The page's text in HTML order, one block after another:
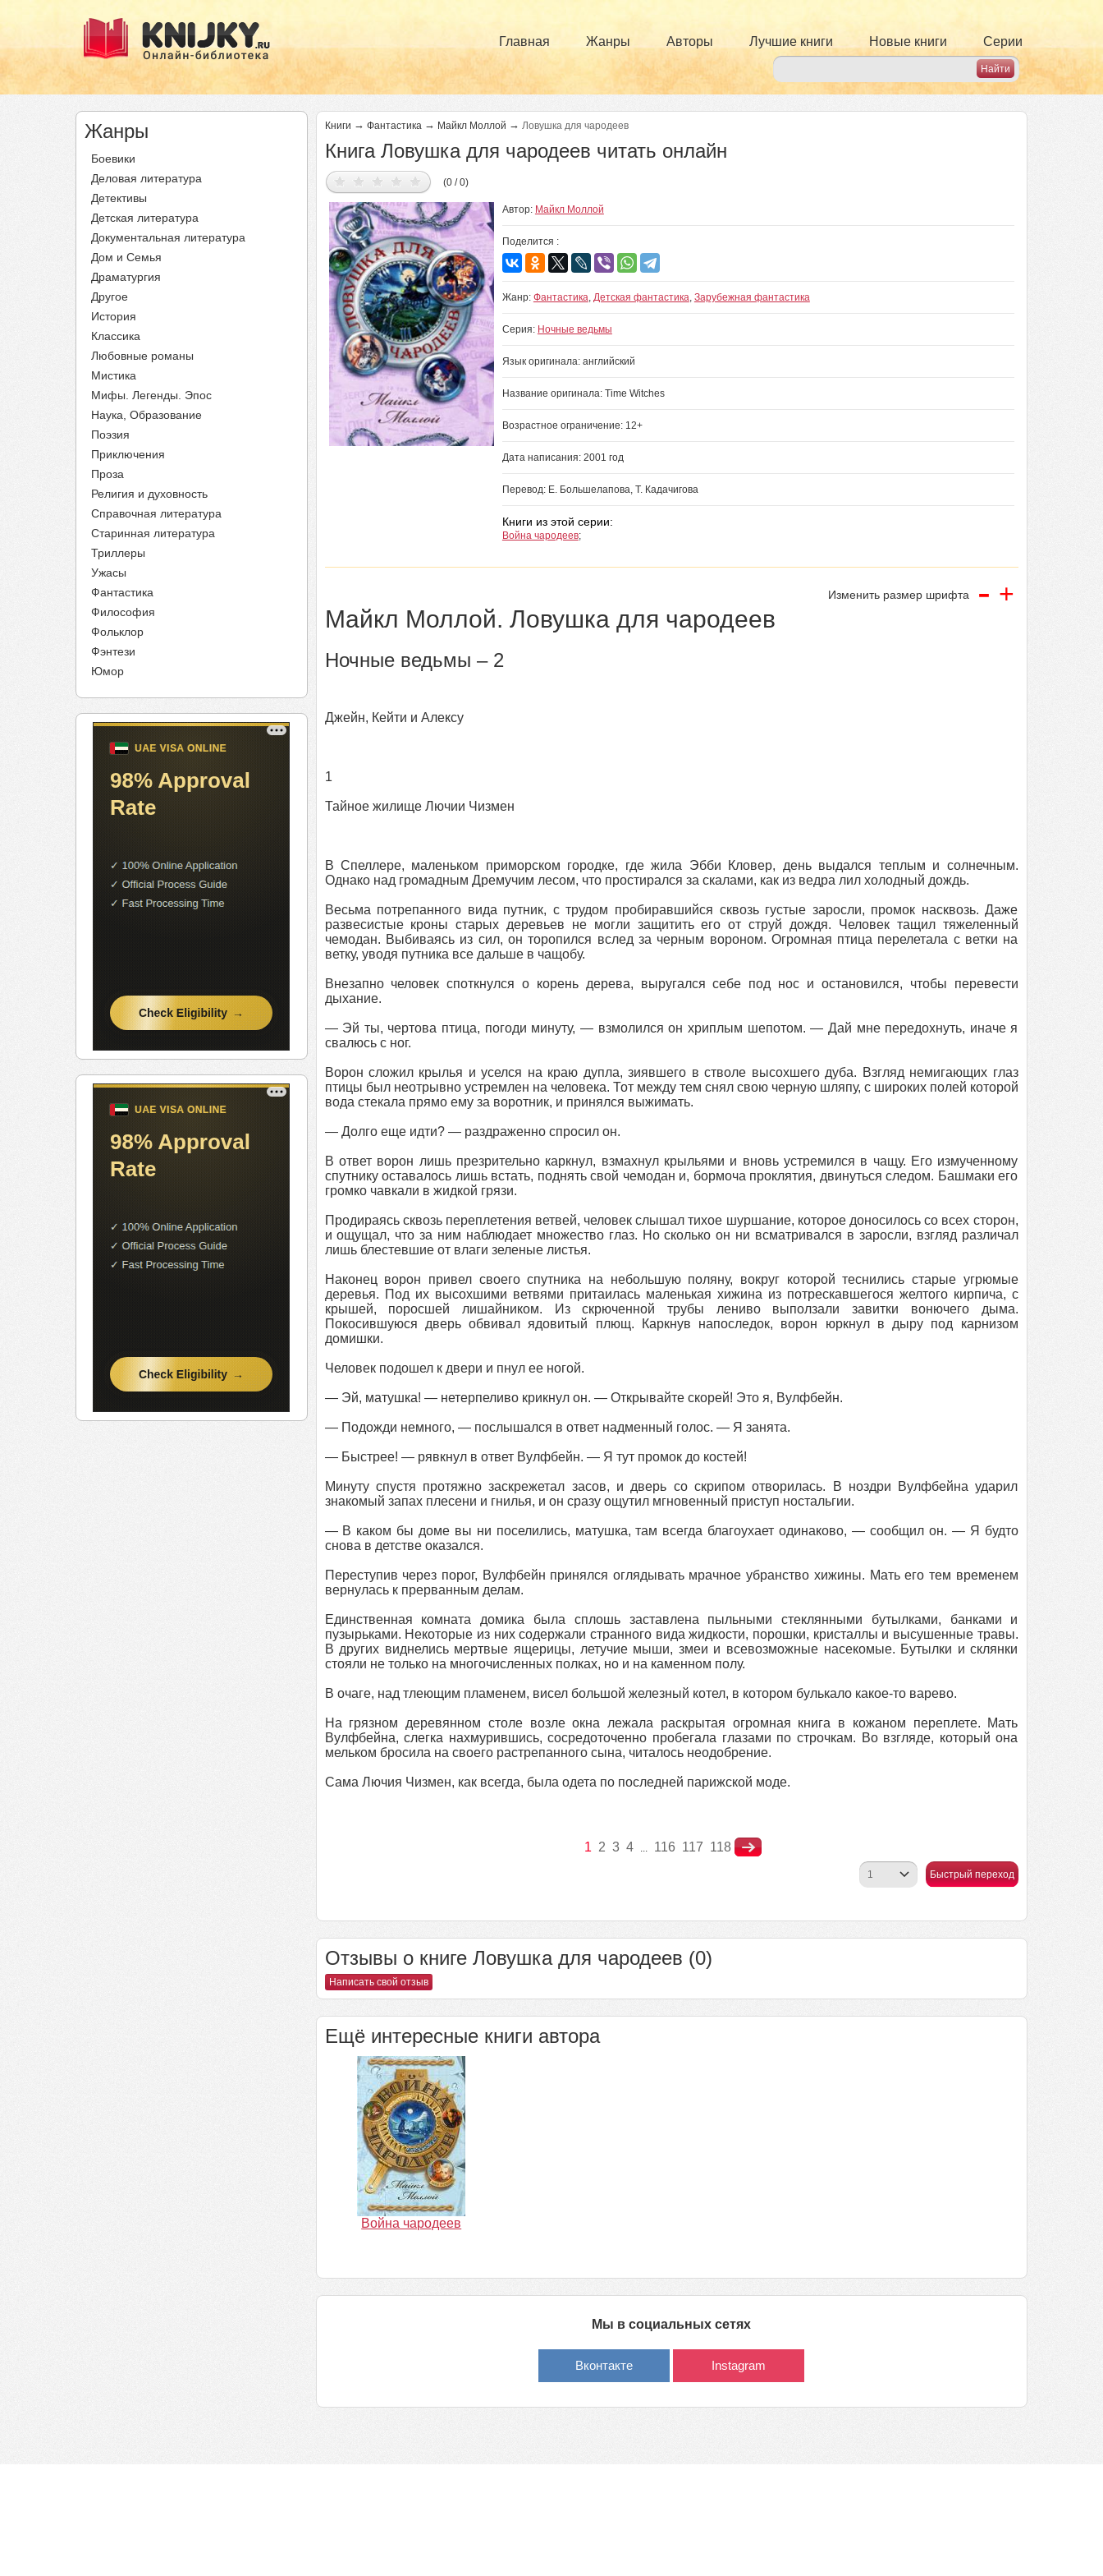
Главная Жанры Авторы Лучшие книги Новые книги Серии
Жанры
Боевики
Деловая литература
Детективы
Детская литература
Документальная литература
Дом и Семья
Драматургия
Другое
История
Классика
Любовные романы
Мистика
Мифы. Легенды. Эпос
Наука, Образование
Поэзия
Приключения
Проза
Религия и духовность
Справочная литература
Старинная литература
Триллеры
Ужасы
Фантастика
Философия
Фольклор
Фэнтези
Юмор
Книги → Фантастика → Майкл Моллой → Ловушка для чародеев
Книга Ловушка для чародеев читать онлайн
(0 / 0)
Автор: Майкл Моллой
Поделится :
Жанр: Фантастика, Детская фантастика, Зарубежная фантастика
Серия: Ночные ведьмы
Язык оригинала: английский
Название оригинала: Time Witches
Возрастное ограничение: 12+
Дата написания: 2001 год
Перевод: Е. Большелапова, Т. Кадачигова
Книги из этой серии:
Война чародеев;
Изменить размер шрифта - +
Майкл Моллой. Ловушка для чародеев
Ночные ведьмы – 2
Джейн, Кейти и Алексу
1
Тайное жилище Лючии Чизмен
В Спеллере, маленьком приморском городке, где жила Эбби Кловер, день выдался теплым и солнечным.
Однако над громадным Дремучим лесом, что простирался за скалами, как из ведра лил холодный дождь.
Весьма потрепанного вида путник, с трудом пробиравшийся сквозь густые заросли, промок насквозь. Даже
развесистые кроны старых деревьев не могли защитить его от струй дождя. Человек тащил тяжеленный
чемодан. Выбиваясь из сил, он торопился вслед за черным вороном. Огромная птица перелетала с ветки на
ветку, уводя путника все дальше в чащобу.
Внезапно человек споткнулся о корень дерева, выругался себе под нос и остановился, чтобы перевести
дыхание.
— Эй ты, чертова птица, погоди минуту, — взмолился он хриплым шепотом. — Дай мне передохнуть, иначе я
свалюсь с ног.
Ворон сложил крылья и уселся на краю дупла, зиявшего в стволе высохшего дуба. Взгляд немигающих глаз
птицы был неотрывно устремлен на человека. Тот между тем снял свою черную шляпу, с широких полей которой
вода стекала прямо ему за воротник, и принялся выжимать.
— Долго еще идти? — раздраженно спросил он.
В ответ ворон лишь презрительно каркнул, взмахнул крыльями и вновь устремился в чащу. Его измученному
спутнику оставалось лишь встать, поднять свой чемодан и, бормоча проклятия, двинуться следом. Башмаки его
громко чавкали в жидкой грязи.
Продираясь сквозь переплетения ветвей, человек слышал тихое шуршание, которое доносилось со всех сторон,
и ощущал, что за ним наблюдает множество глаз. Но сколько он ни всматривался в заросли, взгляд различал
лишь блестевшие от влаги зеленые листья.
Наконец ворон привел своего спутника на небольшую поляну, вокруг которой теснились старые угрюмые
деревья. Под их высохшими ветвями притаилась маленькая хижина из потрескавшегося желтого кирпича, с
крышей, поросшей лишайником. Из скрюченной трубы лениво выползали завитки вонючего дыма.
Покосившуюся дверь обвивал ядовитый плющ. Каркнув напоследок, ворон юркнул в дыру под карнизом
домишки.
Человек подошел к двери и пнул ее ногой.
— Эй, матушка! — нетерпеливо крикнул он. — Открывайте скорей! Это я, Вулфбейн.
— Подожди немного, — послышался в ответ надменный голос. — Я занята.
— Быстрее! — рявкнул в ответ Вулфбейн. — Я тут промок до костей!
Минуту спустя протяжно заскрежетал засов, и дверь со скрипом отворилась. В ноздри Вулфбейна ударил
знакомый запах плесени и гнилья, и он сразу ощутил мгновенный приступ ностальгии.
— В каком бы доме вы ни поселились, матушка, там всегда благоухает одинаково, — сообщил он. — Я будто
снова в детстве оказался.
Переступив через порог, Вулфбейн принялся оглядывать мрачное убранство хижины. Мать его тем временем
вернулась к прерванным делам.
Единственная комната домика была сплошь заставлена пыльными стеклянными бутылками, банками и
пузырьками. Некоторые из них содержали странного вида жидкости, порошки, кристаллы и высушенные травы.
В других виднелись мертвые ящерицы, летучие мыши, змеи и всевозможные насекомые. Бутылки и склянки
стояли не только на многочисленных полках, но и на каменном полу.
В очаге, над тлеющим пламенем, висел большой железный котел, в котором булькало какое-то варево.
На грязном деревянном столе возле окна лежала раскрытая огромная книга в кожаном переплете. Мать
Вулфбейна, слегка нахмурившись, сосредоточенно пробегала глазами по строчкам. Во взгляде, который она
мельком бросила на своего растрепанного сына, читалось неодобрение.
Сама Лючия Чизмен, как всегда, была одета по последней парижской моде.
1 2 3 4 ... 116 117 118
Быстрый переход
Отзывы о книге Ловушка для чародеев (0)
Написать свой отзыв
Ещё интересные книги автора
Война чародеев
Мы в социальных сетях
Вконтакте Instagram